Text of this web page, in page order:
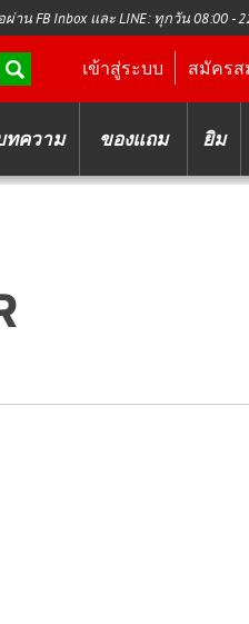
าน FB Inbox และ LINE: ทุกวัน 08:00 -
เข้าสู่ระบบ สมัครส
ทความ ของแถม ยิม